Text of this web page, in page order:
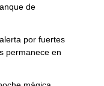
de
por fuertes
permanece en